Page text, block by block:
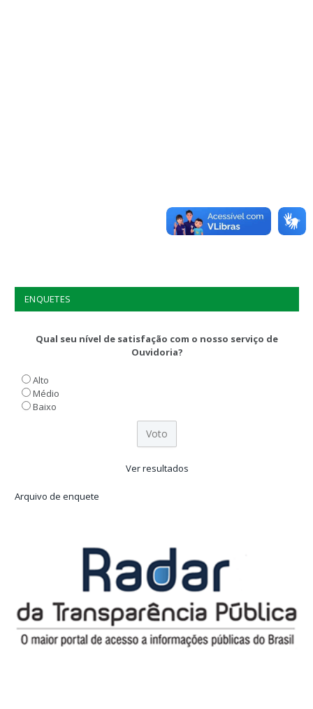
ENQUETES
Qual seu nível de satisfação com o nosso serviço de
Ouvidoria?
Alto
Médio
Baixo
Ver resultados
Arquivo de enquete